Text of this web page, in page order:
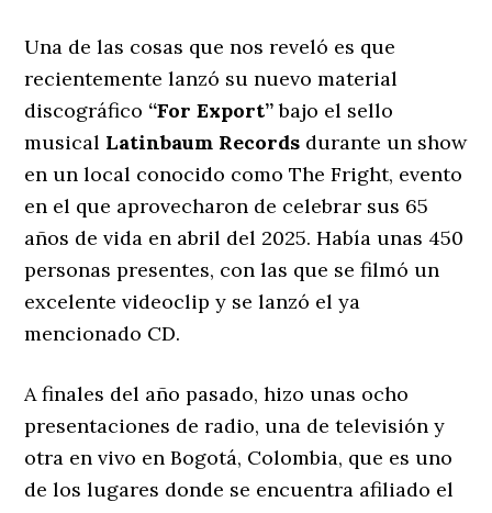
Una de las cosas que nos reveló es que
recientemente lanzó su nuevo material
discográfico ‘‘For Export’’bajo el sello
musical Latinbaum Records durante un show
en un local conocido como The Fright, evento
en el que aprovecharon de celebrar sus 65
años de vida en abril del 2025. Había unas 450
personas presentes, con las que se filmó un
excelente videoclip y se lanzó el ya
mencionado CD.
A finales del año pasado, hizo unas ocho
presentaciones de radio, una de televisión y
otra en vivo en Bogotá, Colombia, que es uno
de los lugares donde se encuentra afiliado el